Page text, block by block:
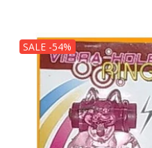
SALE -54%